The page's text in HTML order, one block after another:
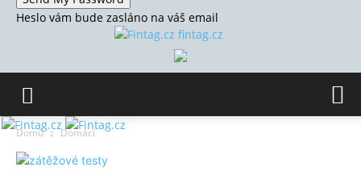
Heslo vám bude zasláno na váš email
fintag.cz
Domů Domácí